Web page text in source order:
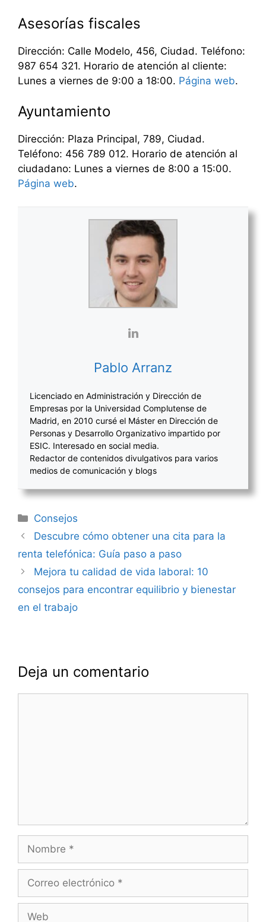
Asesorías fiscales
Dirección: Calle Modelo, 456, Ciudad. Teléfono:
987 654 321. Horario de atención al cliente:
Lunes a viernes de 9:00 a 18:00. Página web.
Ayuntamiento
Dirección: Plaza Principal, 789, Ciudad.
Teléfono: 456 789 012. Horario de atención al
ciudadano: Lunes a viernes de 8:00 a 15:00.
Página web.
Pablo Arranz
Licenciado en Administración y Dirección de
Empresas por la Universidad Complutense de
Madrid, en 2010 cursé el Máster en Dirección de
Personas y Desarrollo Organizativo impartido por
ESIC. Interesado en social media.
Redactor de contenidos divulgativos para varios
medios de comunicación y blogs
Categorías
Consejos
Navegación
Descubre cómo obtener una cita para la
renta telefónica: Guía paso a paso
Mejora tu calidad de vida laboral: 10
consejos para encontrar equilibrio y bienestar
en el trabajo
Deja un comentario
electrónico